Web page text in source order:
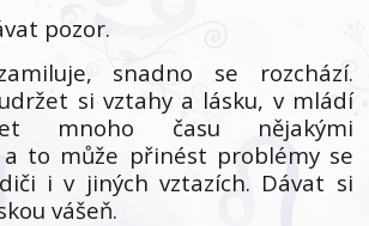
pozor.
snadno se rozchází.
si vztahy a lásku, v mládí
mnoho času nějakými
a to může přinést problémy se
i v jiných vztazích. Dávat si
vášeň.